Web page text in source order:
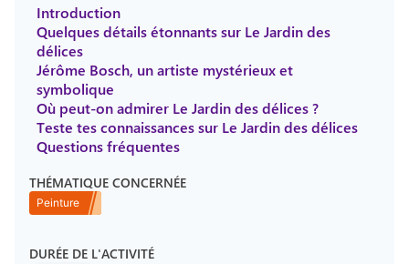
Introduction
Quelques détails étonnants sur Le Jardin des
délices
Jérôme Bosch, un artiste mystérieux et
symbolique
Où peut-on admirer Le Jardin des délices ?
Teste tes connaissances sur Le Jardin des délices
Questions fréquentes
THÉMATIQUE CONCERNÉE
Peinture
DURÉE DE L'ACTIVITÉ